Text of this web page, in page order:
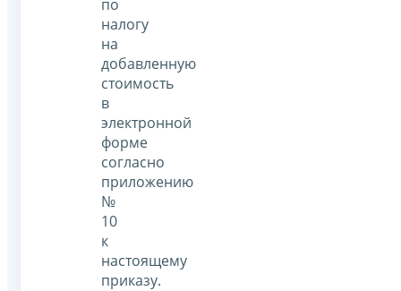
по
налогу
на
добавленную
стоимость
в
электронной
форме
согласно
приложению
№
10
к
настоящему
приказу.